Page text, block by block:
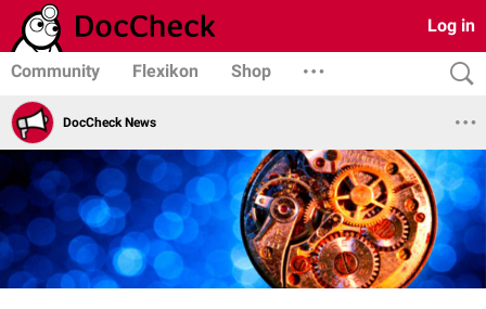
Log in
Community Flexikon Shop
DocCheck News